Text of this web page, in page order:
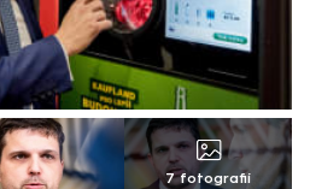
7 fotografií